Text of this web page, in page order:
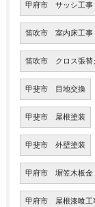
甲府市 サッシ工事
笛吹市 室内床工事
笛吹市 クロス張替
甲斐市 目地交換
甲斐市 屋根塗装
甲斐市 外壁塗装
甲府市 塀笠木板金
甲府市 屋根漆喰工